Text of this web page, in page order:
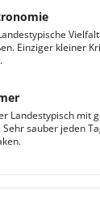
Einziger kleiner
Landestypisch mit
Sehr sauber jeden